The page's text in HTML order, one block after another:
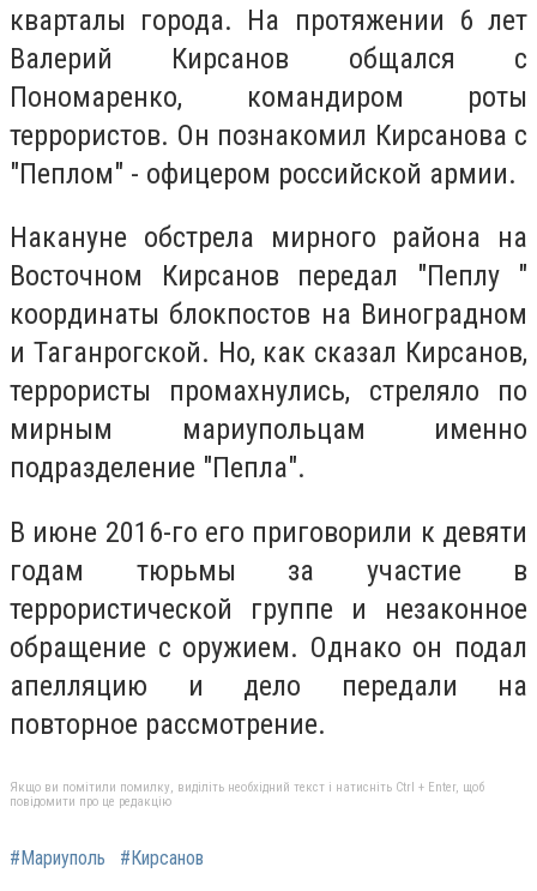
кварталы города. На протяжении 6 лет
Валерий Кирсанов общался с
Пономаренко, командиром роты
террористов. Он познакомил Кирсанова с
"Пеплом" - офицером российской армии.
Накануне обстрела мирного района на
Восточном Кирсанов передал "Пеплу "
координаты блокпостов на Виноградном
и Таганрогской. Но, как сказал Кирсанов,
террористы промахнулись, стреляло по
мирным мариупольцам именно
подразделение "Пепла".
В июне 2016-го его приговорили к девяти
годам тюрьмы за участие в
террористической группе и незаконное
обращение с оружием. Однако он подал
апелляцию и дело передали на
повторное рассмотрение.
Якщо ви помітили помилку, виділіть необхідний текст і натисніть Ctrl + Enter, щоб
повідомити про це редакцію
#Мариуполь #Кирсанов